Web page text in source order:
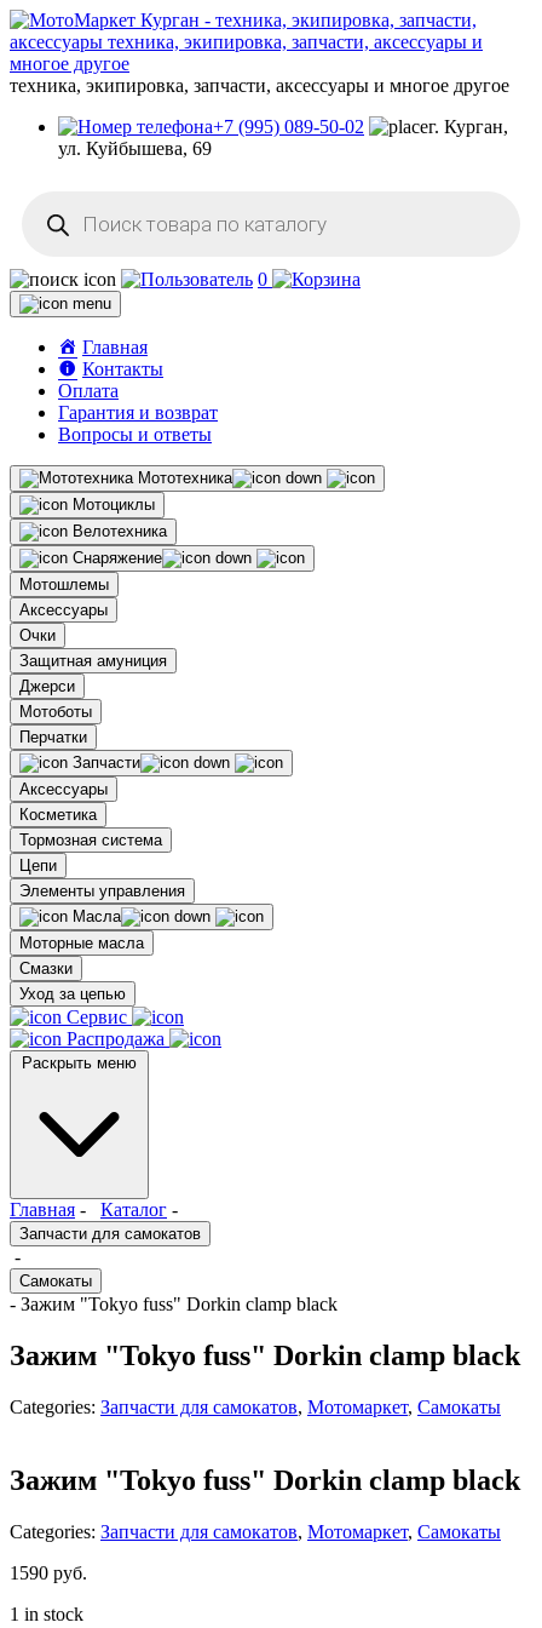
техника, экипировка, запчасти, аксессуары и многое другое
+7 (995) 089-50-02
г. Курган,
ул. Куйбышева, 69
товаров
0
Главная
Контакты
Оплата
Гарантия и возврат
Вопросы и ответы
Мототехника
Мотоциклы
Велотехника
Снаряжение
Мотошлемы
Аксессуары
Очки
Защитная амуниция
Джерси
Мотоботы
Перчатки
Запчасти
Аксессуары
Косметика
Тормозная система
Цепи
Элементы управления
Масла
Моторные масла
Смазки
Уход за цепью
Сервис
Распродажа
Главная - Каталог -
Запчасти для самокатов
-
Самокаты
- Зажим "Tokyo fuss" Dorkin clamp black
Зажим "Tokyo fuss" Dorkin clamp black
Categories: Запчасти для самокатов, Мотомаркет, Самокаты
Зажим "Tokyo fuss" Dorkin clamp black
Categories: Запчасти для самокатов, Мотомаркет, Самокаты
1590 руб.
1 in stock